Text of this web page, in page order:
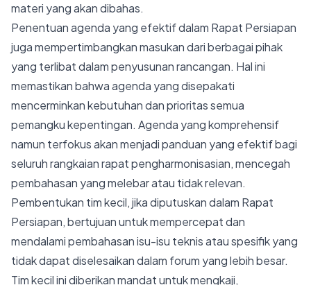
materi yang akan dibahas.
Penentuan agenda yang efektif dalam Rapat Persiapan
juga mempertimbangkan masukan dari berbagai pihak
yang terlibat dalam penyusunan rancangan. Hal ini
memastikan bahwa agenda yang disepakati
mencerminkan kebutuhan dan prioritas semua
pemangku kepentingan. Agenda yang komprehensif
namun terfokus akan menjadi panduan yang efektif bagi
seluruh rangkaian rapat pengharmonisasian, mencegah
pembahasan yang melebar atau tidak relevan.
Pembentukan tim kecil, jika diputuskan dalam Rapat
Persiapan, bertujuan untuk mempercepat dan
mendalami pembahasan isu-isu teknis atau spesifik yang
tidak dapat diselesaikan dalam forum yang lebih besar.
Tim kecil ini diberikan mandat untuk mengkaji,